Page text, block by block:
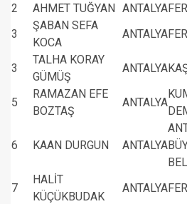
2
AHMET TUĞYAN ANTALYA
3
ŞABAN SEFA
KOCA
ANTALYA
3
TALHA KORAY
GÜMÜŞ
ANTALYA
5
RAMAZAN EFE
BOZTAŞ
ANTALYA
6 KAAN DURGUN ANTALYA
7
HALİT
KÜÇÜKBUDAK
ANTALYA